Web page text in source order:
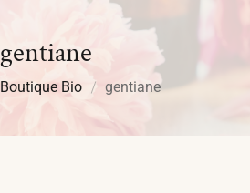
gentiane
Boutique Bio gentiane